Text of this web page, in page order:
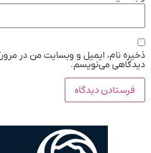
ذخیره نام، ایمیل و وبسایت من در
دیدگاهی می‌نویسم.